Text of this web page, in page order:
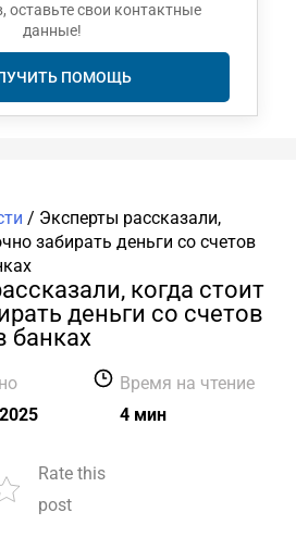
оставьте свои контактные
данные!
ПОМОЩЬ
/ Эксперты рассказали,
забирать деньги со счетов
когда стоит
деньги со счетов
банках
Время на чтение
4 мин
Rate this
post